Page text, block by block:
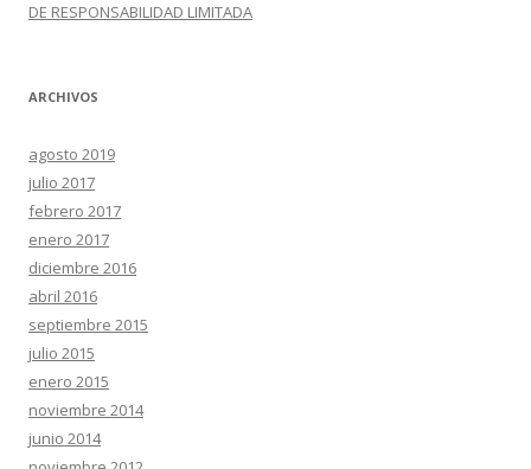
DE RESPONSABILIDAD LIMITADA
ARCHIVOS
agosto 2019
julio 2017
febrero 2017
enero 2017
diciembre 2016
abril 2016
septiembre 2015
julio 2015
enero 2015
noviembre 2014
junio 2014